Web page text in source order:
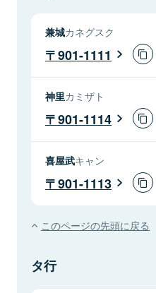
兼城カネグスク
901-1111
神里カミザト
901-1114
喜屋武キャン
901-1113
このページの先頭に戻る
タ行